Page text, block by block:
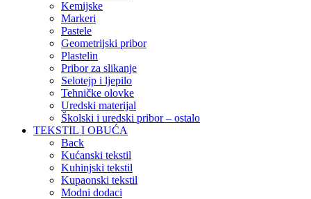
Kemijske
Markeri
Pastele
Geometrijski pribor
Plastelin
Pribor za slikanje
Selotejp i ljepilo
Tehničke olovke
Uredski materijal
Školski i uredski pribor – ostalo
TEKSTIL I OBUĆA
Back
Kućanski tekstil
Kuhinjski tekstil
Kupaonski tekstil
Modni dodaci